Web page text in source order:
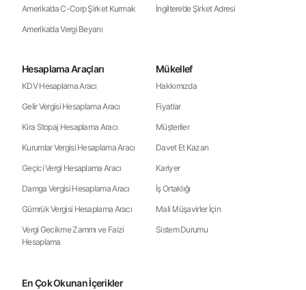
Amerika’da C-Corp Şirket Kurmak
Amerika’da Vergi Beyanı
İngiltere’de Şirket Adresi
Hesaplama Araçları
KDV Hesaplama Aracı
Gelir Vergisi Hesaplama Aracı
Kira Stopaj Hesaplama Aracı
Kurumlar Vergisi Hesaplama Aracı
Geçici Vergi Hesaplama Aracı
Damga Vergisi Hesaplama Aracı
Gümrük Vergisi Hesaplama Aracı
Vergi Gecikme Zammı ve Faizi
Hesaplama
Mükellef
Hakkımızda
Fiyatlar
Müşteriler
Davet Et Kazan
Kariyer
İş Ortaklığı
Mali Müşavirler İçin
Sistem Durumu
En Çok Okunan İçerikler